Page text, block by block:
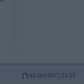
03. Oct 2017, 21:59